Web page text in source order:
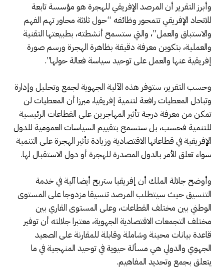
وأبرز التقرير أن المرصد الإفريقي للهجرة هو مؤسسة تابعة
للاتحاد الإفريقي تتمحور وظائفه “حول ثلاثة محاور تهم الفهم
والاستباق والعمل”، والتي ستسمح أنشطته، بطبيعتها التقنية
والعملية، بتكوين معرفة دقيقة بظاهرة الهجرة ورسم صورة
إفريقية عنها والعمل على توحيد سياسة فعالة حولها”.
وحسب التقرير، ستوفر هذه الآلية الجهوية لجمع وتحليل وإدارة
وتبادل المعطيات رافعة لتنمية إفريقيا، مبرزا أن المعطيات لن
تمكن من معرفة درجة تأثير المهاجرين على القطاعات الرئيسية
للتنمية فحسب، بل ستسمح بتقييم السياسات العمومية للدول
الإفريقية في قطاعاتها الاقتصادية وزيادة تأثير الهجرة على التنمية
سواء تعلق الأمر بالدول المصدرة للهجرة أو دول الاستقبال لها.
وأوضح جلالة الملك أن إفريقيا ستربح أيضا آلية في خدمة
التنسيق حيث سيتطلب المرصد تنسيقا مزدوجا على المستوى
الوطني بين مختلف القطاعات، وعلى المستوى القاري بين
مختلف التجمعات الاقتصادية الجهوية، معتبرا جلالته أن توفير
قاعدة بيانات محينة وشاملة وقابلة للمقارنة على الصعيد
الجهوي والدولي هي مسألة حيوية في توحيد المنهجية في ما
يتعلق بجمع وتحديد المفاهيم.